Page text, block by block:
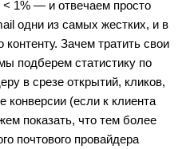
< 1% — и отвечаем просто
одни из самых жестких, и в
Зачем тратить свои
подберем статистику по
в срезе открытий, кликов,
конверсии (если к клиента
показать, что тем более
почтового провайдера